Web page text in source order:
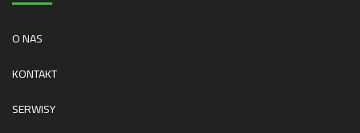
O NAS
KONTAKT
SERWISY